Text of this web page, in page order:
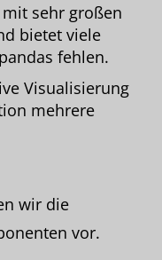
sehr großen
bietet viele
fehlen.
Visualisierung
mehrere
wir die
vor.